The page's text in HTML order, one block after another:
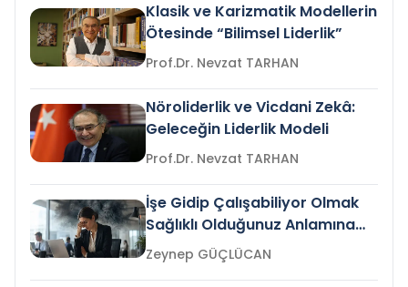
Klasik ve Karizmatik Modellerin
Ötesinde “Bilimsel Liderlik”
Prof.Dr. Nevzat TARHAN
Nöroliderlik ve Vicdani Zekâ:
Geleceğin Liderlik Modeli
Prof.Dr. Nevzat TARHAN
İşe Gidip Çalışabiliyor Olmak
Sağlıklı Olduğunuz Anlamına
Gelir mi?Zeynep GÜÇLÜCAN